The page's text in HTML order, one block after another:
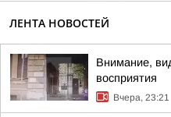
ЛЕНТА НОВОСТЕЙ
Внимание,
восприятия
Вчера, 23:21